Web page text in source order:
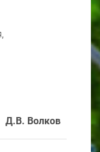
Д.В. Волков